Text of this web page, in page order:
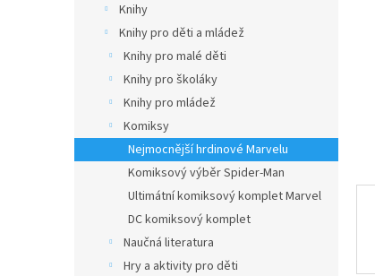
Knihy
Knihy pro děti a mládež
Knihy pro malé děti
Knihy pro školáky
Knihy pro mládež
Komiksy
Nejmocnější hrdinové Marvelu
Komiksový výběr Spider-Man
Ultimátní komiksový komplet Marvel
DC komiksový komplet
Naučná literatura
Hry a aktivity pro děti